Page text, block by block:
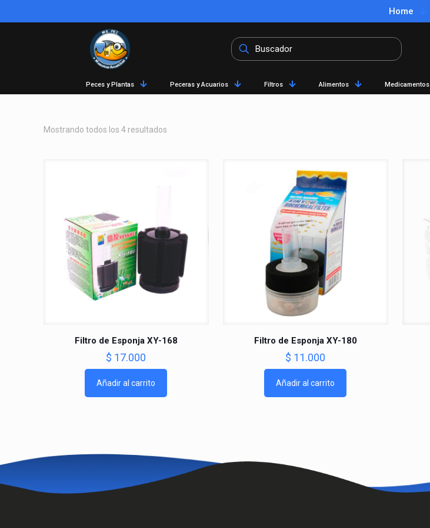
Home
Peces y Plantas Peceras y Acuarios Filtros Alimentos Medicamentos
Mostrando todos los 4 resultados
Filtro de Esponja XY-168
$ 17.000
Añadir al carrito
Filtro de Esponja XY-180
$ 11.000
Añadir al carrito